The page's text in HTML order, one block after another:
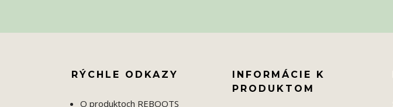
RÝCHLE ODKAZY
O produktoch REBOOTS
INFORMÁCIE K
PRODUKTOM